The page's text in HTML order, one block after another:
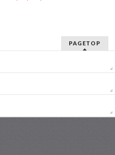
PAGETOP